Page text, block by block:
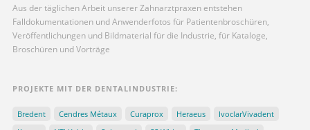
Aus der täglichen Arbeit unserer Zahnarztpraxen entstehen
Falldokumentationen und Anwenderfotos für Patientenbroschüren,
Veröffentlichungen und Bildmaterial für die Industrie, für Kataloge,
Broschüren und Vorträge
PROJEKTE MIT DER DENTALINDUSTRIE:
Bredent Cendres Métaux Curaprox Heraeus
IvoclarVivadent